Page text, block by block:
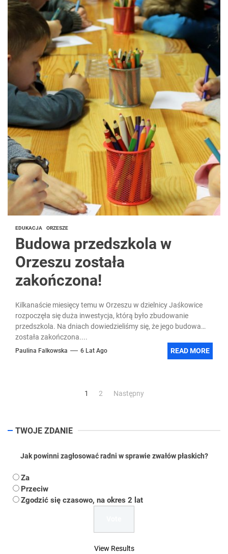
EDUKACJA ORZESZE
Budowa przedszkola w
Orzeszu została
zakończona!
Kilkanaście miesięcy temu w Orzeszu w dzielnicy Jaśkowice
rozpoczęła się duża inwestycja, którą było zbudowanie
przedszkola. Na dniach dowiedzieliśmy się, że jego budowa
została zakończona....
Paulina Falkowska 6 Lat Ago READ MORE
1 2 Następny
TWOJE ZDANIE
Jak powinni zagłosować radni w sprawie zwałów płaskich?
Za
Przeciw
Zgodzić się czasowo, na okres 2 lat
View Results